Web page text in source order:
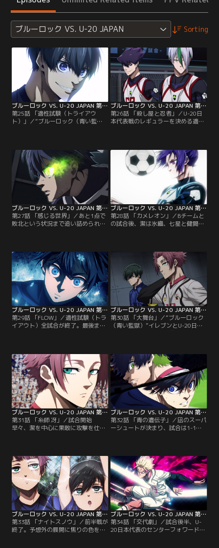
ブルーロック VS. U-20 JAPAN Sorting
ブルーロック VS. U-20 JAPAN 第25話
第25話 「適性試験（トライアウ
ト）」／“ブルーロック（青い監
り越えた彼らは3週間後、“ブルーロ
ック（青い監獄）”プロジェクトの
存続を賭けてU-20日本代表と試合を
することに。絵心は、この負けられ
ない大一番（ビッグマッチ）に挑む
チームは…。
ブルーロック VS. U-20 JAPAN 第26話
第26話 「殺し屋と忍者」／U-20日
本代表戦のレギュラーを決める適性
5人対5人のワンマッチを行うという
もの。糸師 凛と士道龍聖が率いるA
チームに加入した潔は、2人に対す
る“主張”と“共存”をテーマに試合へ
ブルーロック VS. U-20 JAPAN 第27話
第27話 「感じる世界」／あと1点で
敗北という状況まで追い詰められた
存”できないのか……。そう思われた
時、潔は相性最悪な2人を自身のプ
レーで連動させることで勝機を見出
そうとする。だが、未だに烏のマー
クを外せず、思うように動けない
潔。
ブルーロック VS. U-20 JAPAN 第28話
第28話 「カメレオン」／Bチームと
の試合後、潔は氷織、七星と健闘を
のだった。同じ頃、凛＆士道以外の
メンバーを入れ替えたAチームと雪
宮剣優＆凪 誠士郎が率いるCチーム
による適性試験（トライアウト）第
2試合がスタート。凪との久々の共
闘を前に…。
ブルーロック VS. U-20 JAPAN 第29話
第29話 「FLOW」／適性試験（トラ
イアウト）全試合が終了。最後まで
たレギュラー発表の時。最初に凛を
ワントップに指名し、今回のチーム
は彼を中心にした超攻撃特化型フォ
ーメーションだと口にする絵心。そ
の後、適性試験（トライアウト）で
結果を残した…。
ブルーロック VS. U-20 JAPAN 第30話
第30話 「大舞台」／“ブルーロック
（青い監獄）”イレブンとU-20日本
代表の試合が行われる前日。糸師 冴
知らされる。2人の反りが合わない
のなら、実力で劣る閃堂を外せば良
いと口にする冴。一方、愛空は閃堂
を外せばチームメイトの大半が試合
をボイコットすると告げて……。
ブルーロック VS. U-20 JAPAN 第31話
第31話 「糸師 冴」／試合開始
早々、潔を中心に果敢に攻撃を仕掛
ト”によって各選手の武器が封じら
れ、次々と攻撃の芽を摘まれてしま
う。そしてボールが冴に渡った瞬
間、U-20日本代表の息もつかせ
ぬ“堅守速攻カウンター”が発動。閃
堂をはじめとする鋭い攻撃を…。
ブルーロック VS. U-20 JAPAN 第32話
第32話 「青の遺伝子」／凪のスーパ
ーシュートが決まり、試合は1-1の
そのままフィールドを中央突破。冴
と共にU-20日本代表の攻撃陣が“ブ
ルーロック（青い監獄）”のディフ
ェンスラインへと雪崩れ込んでく
る。そんな中、センターバックを務
める二子一揮は…。
ブルーロック VS. U-20 JAPAN 第33話
第33話 「ナイトスノウ」／前半戦が
終了。予想外の展開に焦りの色を見
ブルーロック VS. U-20 JAPAN 第34話
第34話 「交代劇」／試合後半、U-
20日本代表のセンターフォワードと